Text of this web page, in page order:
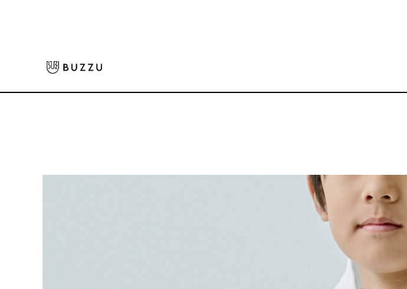
キッズウェア >10.0oz スウェットプルオーバーパーカー（キッズ）